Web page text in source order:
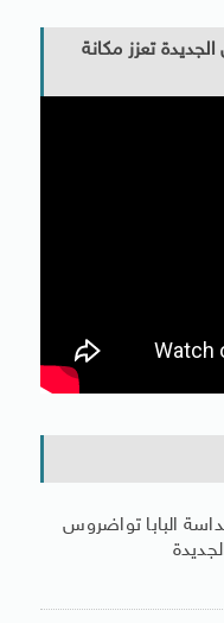
تعزز مكانة
البابا تواضروس